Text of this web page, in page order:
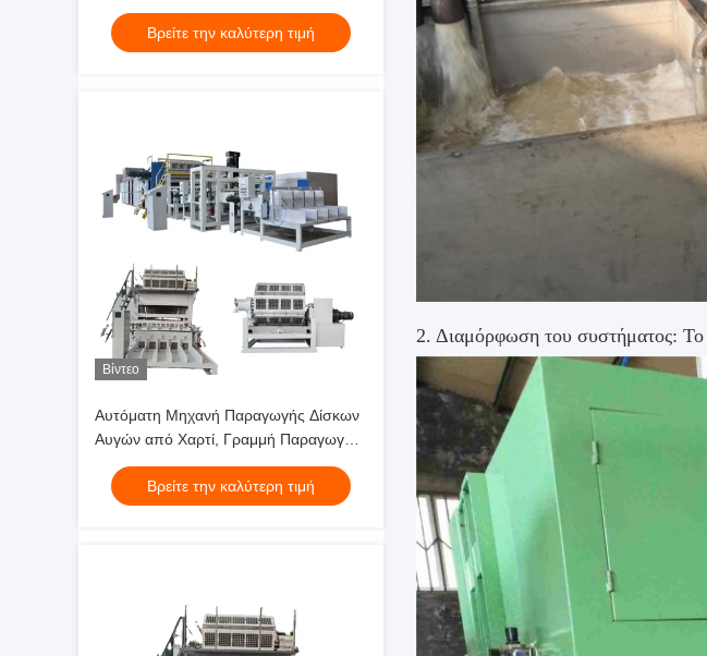
μηχανή γραμμή παραγωγής
χαρτοπολτού πλαστική τράπουλα
φρούτων πλαστική τράπουλα αυγών
Βρείτε την καλύτερη τιμή
Βίντεο
Αυτόματη Μηχανή Παραγωγής Δίσκων
Αυγών από Χαρτί, Γραμμή Παραγωγής
Χαρτονιών Αυγών, Μηχανή Χύτευσης
Πολτού, Τιμή, Έλεγχος PLC
Βρείτε την καλύτερη τιμή